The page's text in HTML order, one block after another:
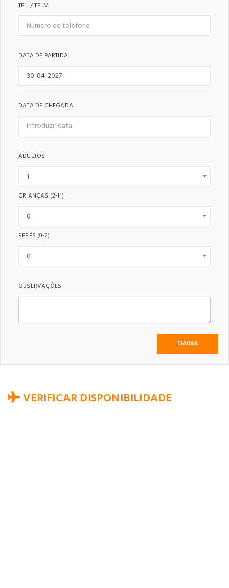
TEL. / TELM.
DATA DE PARTIDA
DATA DE CHEGADA
ADULTOS
CRIANÇAS (2-11)
BEBÉS (0-2)
OBSERVAÇÕES
VERIFICAR DISPONIBILIDADE